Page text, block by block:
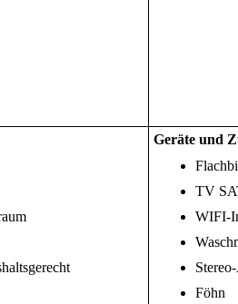
Geräte und
TV
WIFI-
Föhn